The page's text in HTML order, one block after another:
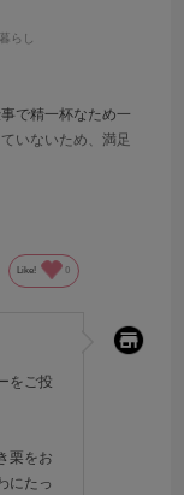
らし
で精一杯なため一
いないため、満足
にいただき、2袋目
Like! 0
をご投
栗をお
にたっ